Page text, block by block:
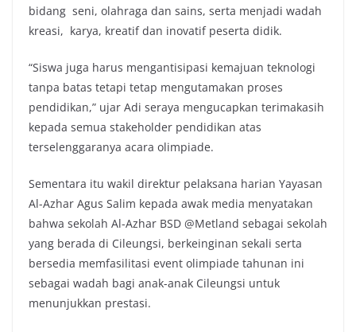
bidang seni, olahraga dan sains, serta menjadi wadah
kreasi, karya, kreatif dan inovatif peserta didik.
“Siswa juga harus mengantisipasi kemajuan teknologi
tanpa batas tetapi tetap mengutamakan proses
pendidikan,” ujar Adi seraya mengucapkan terimakasih
kepada semua stakeholder pendidikan atas
terselenggaranya acara olimpiade.
Sementara itu wakil direktur pelaksana harian Yayasan
Al-Azhar Agus Salim kepada awak media menyatakan
bahwa sekolah Al-Azhar BSD @Metland sebagai sekolah
yang berada di Cileungsi, berkeinginan sekali serta
bersedia memfasilitasi event olimpiade tahunan ini
sebagai wadah bagi anak-anak Cileungsi untuk
menunjukkan prestasi.